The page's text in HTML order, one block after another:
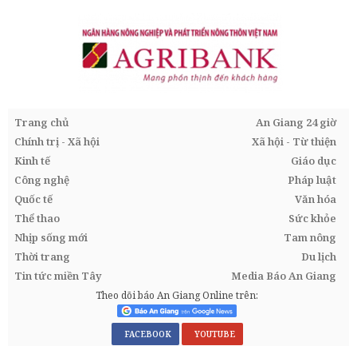
Trang chủ
An Giang 24 giờ
Chính trị - Xã hội
Xã hội - Từ thiện
Kinh tế
Giáo dục
Công nghệ
Pháp luật
Quốc tế
Văn hóa
Thể thao
Sức khỏe
Nhịp sống mới
Tam nông
Thời trang
Du lịch
Tin tức miền Tây
Media Báo An Giang
Theo dõi báo An Giang Online trên:
FACEBOOK YOUTUBE